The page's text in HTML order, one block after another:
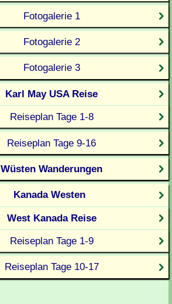
Fotogalerie 1
Fotogalerie 2
Fotogalerie 3
Karl May USA Reise
Reiseplan Tage 1-8
Reiseplan Tage 9-16
Wüsten Wanderungen
Kanada Westen
West Kanada Reise
Reiseplan Tage 1-9
Reiseplan Tage 10-17